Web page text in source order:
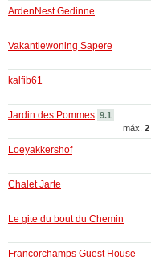
ArdenNest Gedinne
Vakantiewoning Sapere
kalfib61
Jardin des Pommes 9.1
máx. 2
Loeyakkershof
Chalet Jarte
Le gite du bout du Chemin
Francorchamps Guest House